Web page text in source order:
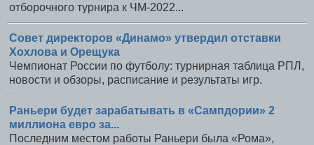
отборочного турнира к ЧМ-2022...
Совет директоров «Динамо» утвердил отставки
Хохлова и Орещука
Чемпионат России по футболу: турнирная таблица РПЛ,
новости и обзоры, расписание и результаты игр.
Раньери будет зарабатывать в «Сампдории» 2
миллиона евро за...
Последним местом работы Раньери была «Рома»,